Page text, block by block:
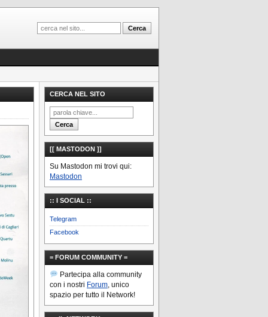
CERCA NEL SITO
[[ MASTODON ]]
Su Mastodon mi trovi qui:
Mastodon
:: I SOCIAL ::
Telegram
Facebook
= FORUM COMMUNITY =
Partecipa alla community
con i nostri Forum, unico
spazio per tutto il Network!